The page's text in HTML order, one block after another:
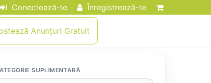
Conectează-te Înregistrează-te
Anunțuri Gratuit
SUPLIMENTARĂ